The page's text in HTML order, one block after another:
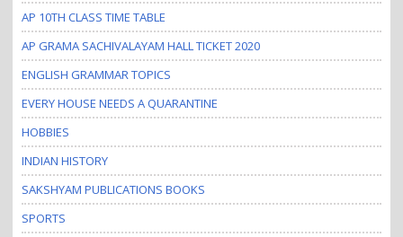
AP 10TH CLASS TIME TABLE
AP GRAMA SACHIVALAYAM HALL TICKET 2020
ENGLISH GRAMMAR TOPICS
EVERY HOUSE NEEDS A QUARANTINE
HOBBIES
INDIAN HISTORY
SAKSHYAM PUBLICATIONS BOOKS
SPORTS